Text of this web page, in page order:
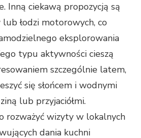
Inną ciekawą propozycją są
łodzi motorowych, co
eksplorowania
typu aktywności cieszą
szczególnie latem,
się słońcem i wodnymi
lub przyjaciółmi.
rozważyć wizyty w lokalnych
dania kuchni